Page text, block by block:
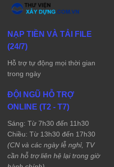
NẠP TIỀN VÀ TẢI FILE
(24/7)
Hỗ trợ tự động mọi thời gian
trong ngày
ĐỘI NGŨ HỖ TRỢ
ONLINE (T2 - T7)
Sáng: Từ 7h30 đến 11h30
Chiều: Từ 13h30 đến 17h30
(CN và các ngày lễ nghỉ, TV
cần hỗ trợ liên hệ lại trong giờ